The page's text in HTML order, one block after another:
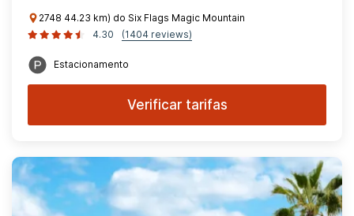
2748 44.23 km) do Six Flags Magic Mountain
4.30
(1404 reviews)
Estacionamento
Verificar tarifas